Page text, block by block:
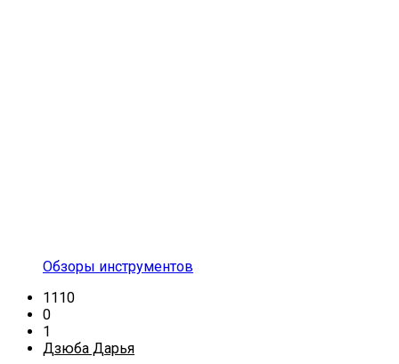
Обзоры инструментов
1110
0
1
Дзюба Дарья